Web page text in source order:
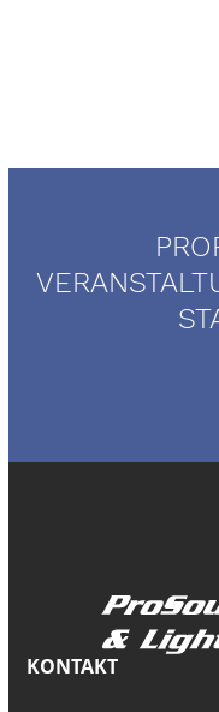
KONTAKT